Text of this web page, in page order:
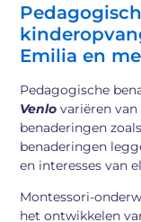
Emilia en
Pedagogische
Venlo variëren
benaderingen
benaderingen
en interesses van
Montessori-
het ontwikkelen